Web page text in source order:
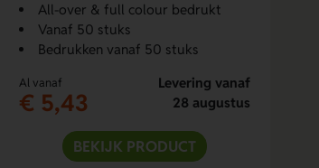
All-over & full colour bedrukt
Vanaf 50 stuks
Bedrukken vanaf 50 stuks
Al vanaf
€ 5,43
Levering vanaf
28 augustus
BEKIJK PRODUCT